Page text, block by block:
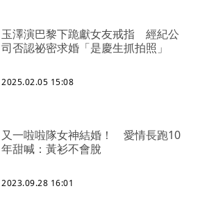
玉澤演巴黎下跪獻女友戒指 經紀公
司否認祕密求婚「是慶生抓拍照」
2025.02.05 15:08
又一啦啦隊女神結婚！ 愛情長跑10
年甜喊：黃衫不會脫
2023.09.28 16:01